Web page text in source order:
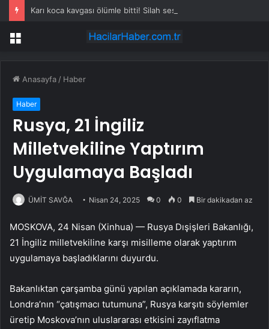
Menü
Anasayfa / Haber
Haber
Rusya, 21 İngiliz
Milletvekiline Yaptırım
Uygulamaya Başladı
ÜMİT SAVĞA Nisan 24, 2025 0 0 Bir dakikadan az
MOSKOVA, 24 Nisan (Xinhua) — Rusya Dışişleri Bakanlığı,
21 İngiliz milletvekiline karşı misilleme olarak yaptırım
uygulamaya başladıklarını duyurdu.
Bakanlıktan çarşamba günü yapılan açıklamada kararın,
Londra’nın “çatışmacı tutumuna”, Rusya karşıtı söylemler
üretip Moskova’nın uluslararası etkisini zayıflatma